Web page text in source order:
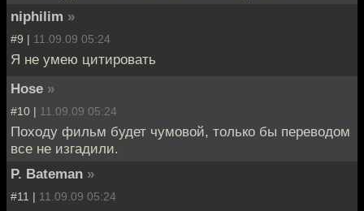
niphilim »
#9 | 11.09.09 05:24
Я не умею цитировать
Hose »
#10 | 11.09.09 05:24
Походу фильм будет чумовой, только бы переводом
все не изгадили.
P. Bateman »
#11 | 11.09.09 05:24